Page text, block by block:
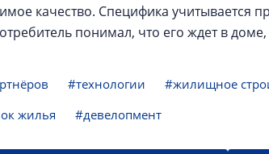
качество. Специфика учитывается
понимал, что его ждет в
#технологии #жилищное
жилья
#девелопмент